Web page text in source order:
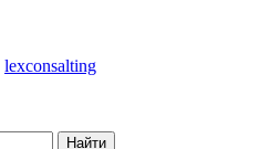
lexconsalting